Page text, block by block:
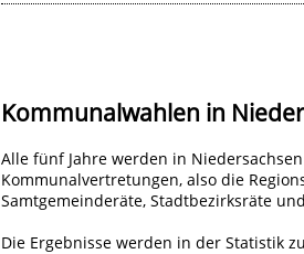
Kommunalwahlen in
Alle fünf Jahre werden in
Kommunalvertretungen, also die
Samtgemeinderäte, Stadtbezirksräte
Die Ergebnisse werden in der Statistik